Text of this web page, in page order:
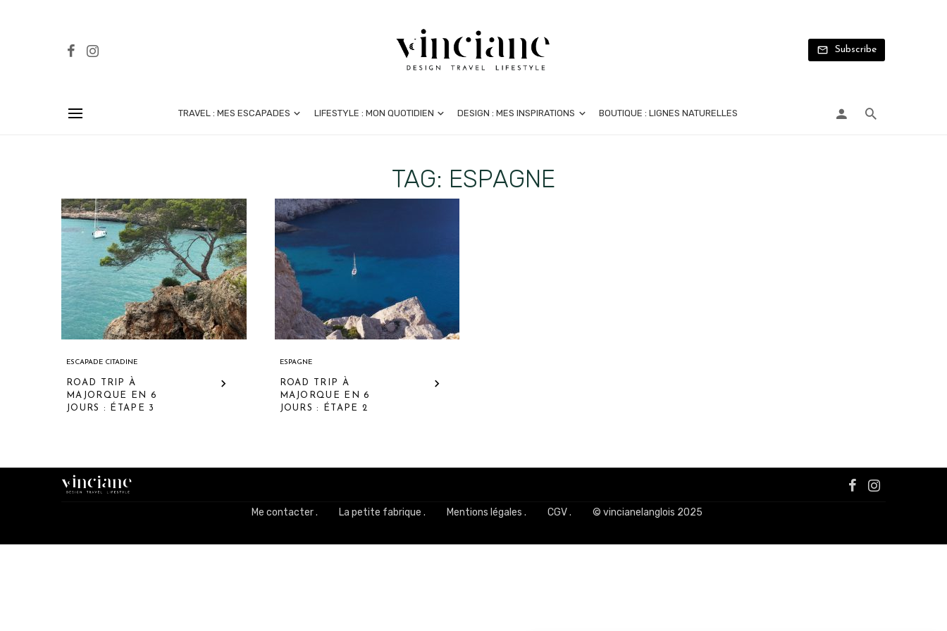
Subscribe
TRAVEL : MES ESCAPADES LIFESTYLE : MON QUOTIDIEN DESIGN : MES INSPIRATIONS BOUTIQUE : LIGNES NATURELLES
TAG: ESPAGNE
ESCAPADE CITADINE
ROAD TRIP À
MAJORQUE EN 6
JOURS : ÉTAPE 3
ESPAGNE
ROAD TRIP À
MAJORQUE EN 6
JOURS : ÉTAPE 2
Me contacter . La petite fabrique . Mentions légales . CGV . © vincianelanglois 2025